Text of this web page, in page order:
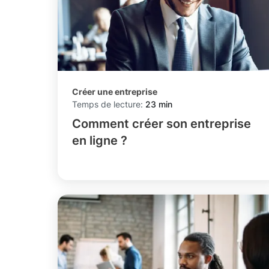
Créer une entreprise
Temps de lecture: 23 min
Comment créer son entreprise
en ligne ?